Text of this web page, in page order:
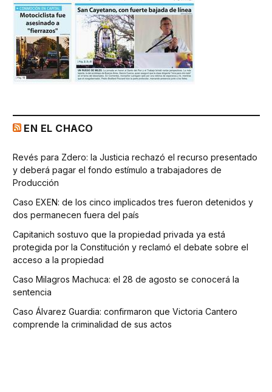
EN EL CHACO
Revés para Zdero: la Justicia rechazó el recurso presentado
y deberá pagar el fondo estímulo a trabajadores de
Producción
Caso EXEN: de los cinco implicados tres fueron detenidos y
dos permanecen fuera del país
Capitanich sostuvo que la propiedad privada ya está
protegida por la Constitución y reclamó el debate sobre el
acceso a la propiedad
Caso Milagros Machuca: el 28 de agosto se conocerá la
sentencia
Caso Álvarez Guardia: confirmaron que Victoria Cantero
comprende la criminalidad de sus actos